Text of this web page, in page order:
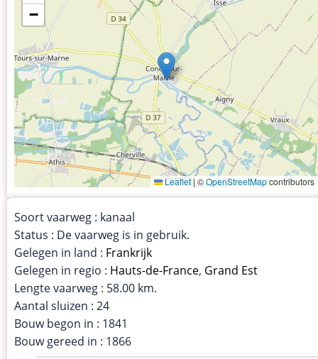
−
Leaflet |©OpenStreetMapcontributors
Soort vaarweg : kanaal
Status : De vaarweg is in gebruik.
Gelegen in land : Frankrijk
Gelegen in regio : Hauts-de-France, Grand Est
Lengte vaarweg : 58.00 km.
Aantal sluizen : 24
Bouw begon in : 1841
Bouw gereed in : 1866